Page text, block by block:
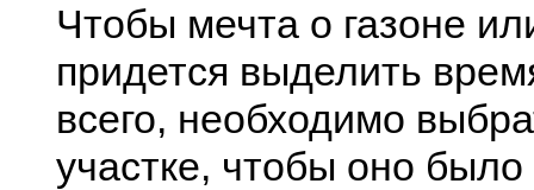
Чтобы мечта о газоне
придется выделить
всего, необходимо
участке, чтобы оно